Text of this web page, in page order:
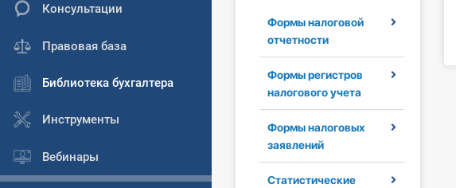
Консультации
Правовая база
Библиотека бухгалтера
Инструменты
Вебинары
Формы налоговой
отчетности
Формы регистров
налогового учета
Формы налоговых
заявлений
Статистические